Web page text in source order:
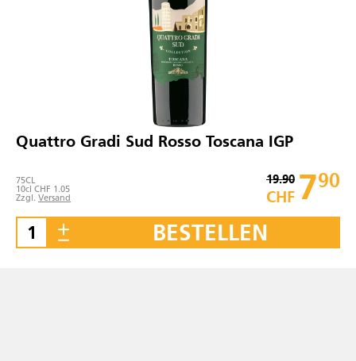
Quattro Gradi Sud Rosso Toscana IGP
75CL
10cl CHF 1.05
Zzgl. Versand
19.90
CHF 790
BESTELLEN